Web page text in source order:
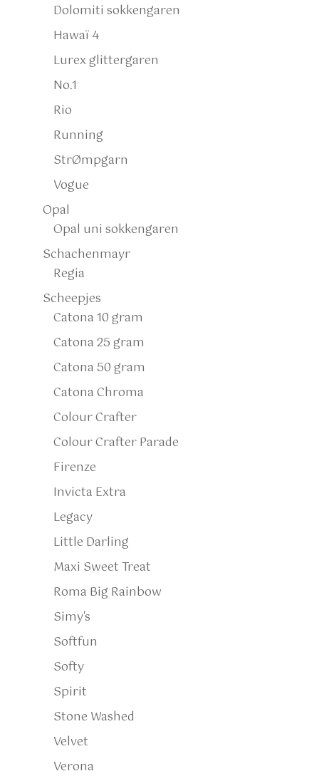
Dolomiti sokkengaren
Hawaï 4
Lurex glittergaren
No.1
Rio
Running
StrØmpgarn
Vogue
Opal
Opal uni sokkengaren
Schachenmayr
Regia
Scheepjes
Catona 10 gram
Catona 25 gram
Catona 50 gram
Catona Chroma
Colour Crafter
Colour Crafter Parade
Firenze
Invicta Extra
Legacy
Little Darling
Maxi Sweet Treat
Roma Big Rainbow
Simy's
Softfun
Softy
Spirit
Stone Washed
Velvet
Verona